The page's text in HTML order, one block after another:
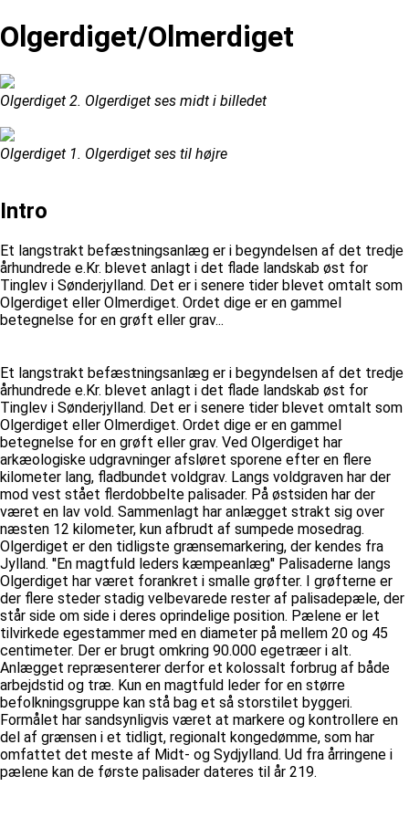
Olgerdiget/Olmerdiget
Olgerdiget 2. Olgerdiget ses midt i billedet
Olgerdiget 1. Olgerdiget ses til højre
Intro
Et langstrakt befæstningsanlæg er i begyndelsen af det tredje
århundrede e.Kr. blevet anlagt i det flade landskab øst for
Tinglev i Sønderjylland. Det er i senere tider blevet omtalt som
Olgerdiget eller Olmerdiget. Ordet dige er en gammel
betegnelse for en grøft eller grav...
Et langstrakt befæstningsanlæg er i begyndelsen af det tredje
århundrede e.Kr. blevet anlagt i det flade landskab øst for
Tinglev i Sønderjylland. Det er i senere tider blevet omtalt som
Olgerdiget eller Olmerdiget. Ordet dige er en gammel
betegnelse for en grøft eller grav. Ved Olgerdiget har
arkæologiske udgravninger afsløret sporene efter en flere
kilometer lang, fladbundet voldgrav. Langs voldgraven har der
mod vest stået flerdobbelte palisader. På østsiden har der
været en lav vold. Sammenlagt har anlægget strakt sig over
næsten 12 kilometer, kun afbrudt af sumpede mosedrag.
Olgerdiget er den tidligste grænsemarkering, der kendes fra
Jylland. ''En magtfuld leders kæmpeanlæg'' Palisaderne langs
Olgerdiget har været forankret i smalle grøfter. I grøfterne er
der flere steder stadig velbevarede rester af palisadepæle, der
står side om side i deres oprindelige position. Pælene er let
tilvirkede egestammer med en diameter på mellem 20 og 45
centimeter. Der er brugt omkring 90.000 egetræer i alt.
Anlægget repræsenterer derfor et kolossalt forbrug af både
arbejdstid og træ. Kun en magtfuld leder for en større
befolkningsgruppe kan stå bag et så storstilet byggeri.
Formålet har sandsynligvis været at markere og kontrollere en
del af grænsen i et tidligt, regionalt kongedømme, som har
omfattet det meste af Midt- og Sydjylland. Ud fra årringene i
pælene kan de første palisader dateres til år 219.